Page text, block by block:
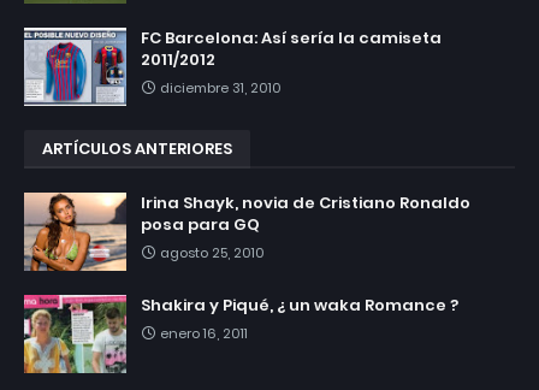
FC Barcelona: Así sería la camiseta
2011/2012
diciembre 31, 2010
ARTÍCULOS ANTERIORES
Irina Shayk, novia de Cristiano Ronaldo
posa para GQ
agosto 25, 2010
Shakira y Piqué, ¿ un waka Romance ?
enero 16, 2011